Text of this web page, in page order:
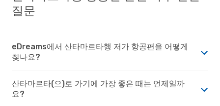
질문
eDreams에서 산타마르타행 저가 항공편을 어떻게
찾나요?
산타마르타(으)로 가기에 가장 좋은 때는 언제일까
요?